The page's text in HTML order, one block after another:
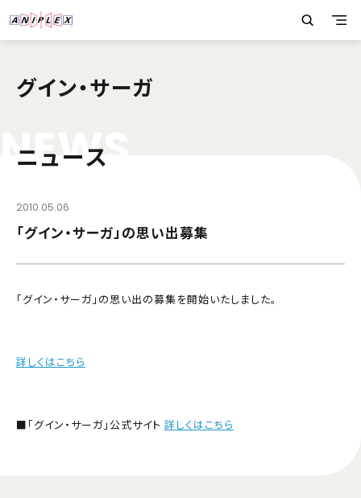
グイン・サーガ
NEWS
ニュース
2010.05.06
「グイン・サーガ」の思い出募集
「グイン・サーガ」の思い出の募集を開始いたしました。
詳しくはこちら
■「グイン・サーガ」公式サイト 詳しくはこちら